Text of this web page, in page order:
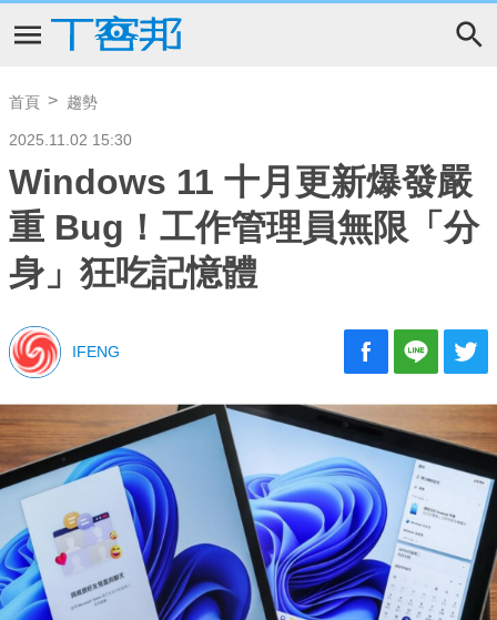
首頁 趨勢
2025.11.02 15:30
Windows 11 十月更新爆發嚴
重 Bug！工作管理員無限「分
身」狂吃記憶體
IFENG